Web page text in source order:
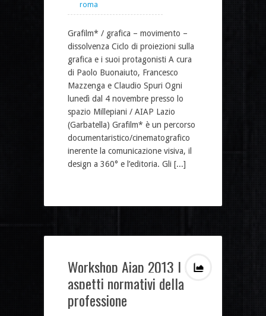
roma
Grafilm* / grafica – movimento –
dissolvenza Ciclo di proiezioni sulla
grafica e i suoi protagonisti A cura
di Paolo Buonaiuto, Francesco
Mazzenga e Claudio Spuri Ogni
lunedì dal 4 novembre presso lo
spazio Millepiani / AIAP Lazio
(Garbatella) Grafilm* è un percorso
documentaristico/cinematografico
inerente la comunicazione visiva, il
design a 360° e l’editoria. Gli [...]
Workshop Aiap 2013 | Gli
aspetti normativi della
professione